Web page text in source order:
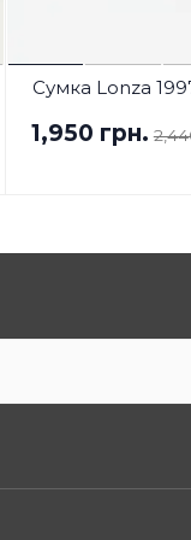
Сумка Lonza
1,950 грн.